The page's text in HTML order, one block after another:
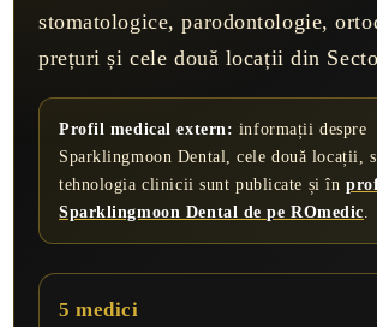
despre
Dental
stomatologice, parodontologie,
prețuri și cele două locații din
Profil medical extern: informații despre
Sparklingmoon Dental, cele două locații,
tehnologia clinicii sunt publicate și în
Sparklingmoon Dental de pe ROmedic.
5 medici